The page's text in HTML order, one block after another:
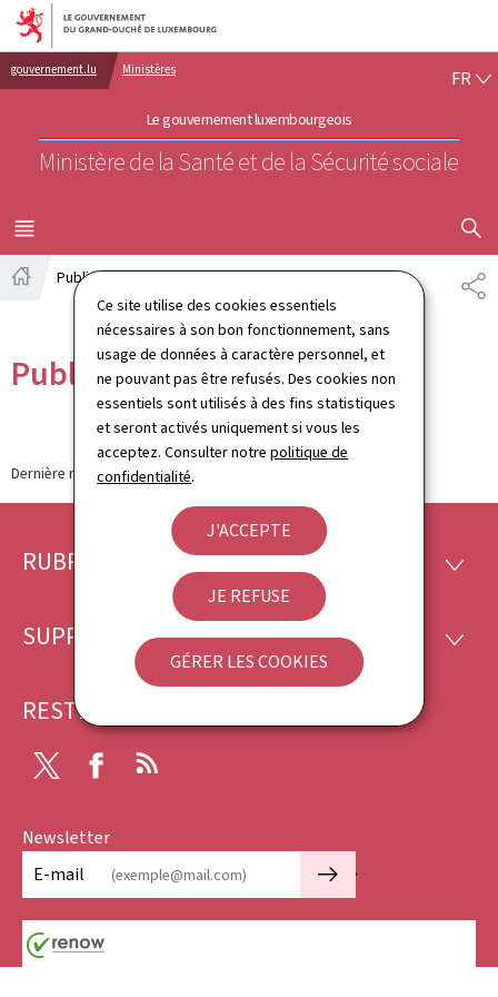
Ce site utilise des cookies essentiels
nécessaires à son bon fonctionnement, sans
usage de données à caractère personnel, et
ne pouvant pas être refusés. Des cookies non
essentiels sont utilisés à des fins statistiques
et seront activés uniquement si vous les
acceptez. Consulter notrepolitique de
confidentialité.
J'ACCEPTE
JE REFUSE
GÉRER LES COOKIES
Aller au menu principal
Aller au contenu
gouvernement.lu Ministères
Le gouvernement luxembourgeois
Ministère de la Santé et de la Sécurité sociale
FR
MENU
PRINCIPAL
Publications
Publications
Dernière modification le12.09.2024
Pied
page
RUBRIQUES
SUPPORT
RESTEZ CONNECTÉ
Facebook
Newsletter
E-mail
🡒